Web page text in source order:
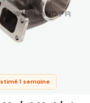
1 semaine